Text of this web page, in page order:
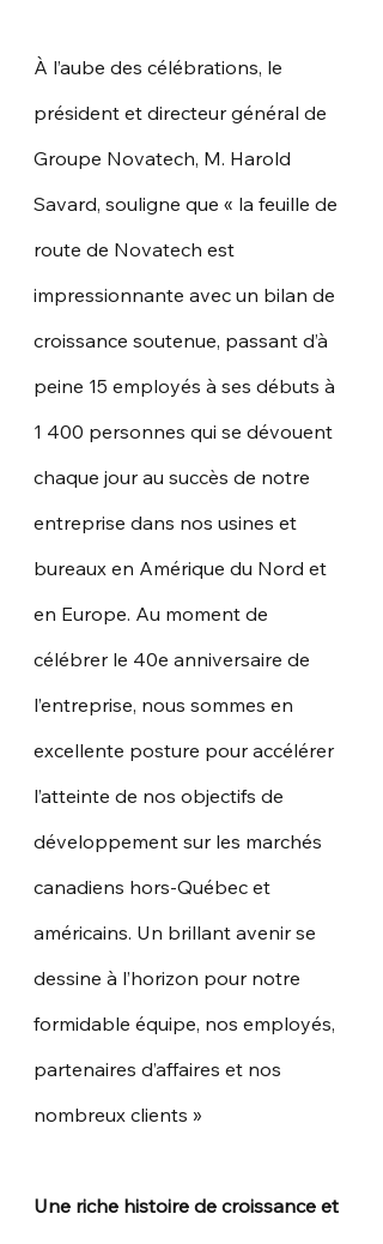
À l’aube des célébrations, le
président et directeur général de
Groupe Novatech, M. Harold
Savard, souligne que « la feuille de
route de Novatech est
impressionnante avec un bilan de
croissance soutenue, passant d’à
peine 15 employés à ses débuts à
1 400 personnes qui se dévouent
chaque jour au succès de notre
entreprise dans nos usines et
bureaux en Amérique du Nord et
en Europe. Au moment de
célébrer le 40e anniversaire de
l’entreprise, nous sommes en
excellente posture pour accélérer
l’atteinte de nos objectifs de
développement sur les marchés
canadiens hors-Québec et
américains. Un brillant avenir se
dessine à l’horizon pour notre
formidable équipe, nos employés,
partenaires d’affaires et nos
nombreux clients »
Une riche histoire de croissance et